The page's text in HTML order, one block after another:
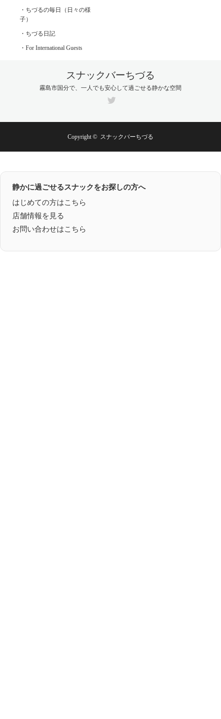
・ちづるの毎日（日々の様
子）
・ちづる日記
・For International Guests
スナックバーちづる
霧島市国分で、一人でも安心して過ごせる静かな空間
Copyright © スナックバーちづる
静かに過ごせるスナックをお探しの方へ
はじめての方はこちら
店舗情報を見る
お問い合わせはこちら